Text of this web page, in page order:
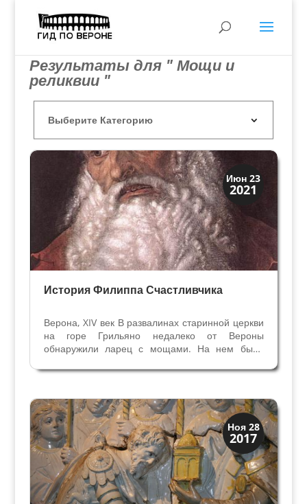
Результаты для " Мощи и
реликвии "
Июн 23
2021
Верона
Веронцы
История Филиппа Счастливчика
Верона, XIV век В развалинах старинной церкви
на горе Грильяно недалеко от Вероны
обнаружили ларец с мощами. На нем было
старший или Иаков Заведеев – старший брат
событии читайте в...
Ноя 28
2017
Святые и реликвии
Традиции